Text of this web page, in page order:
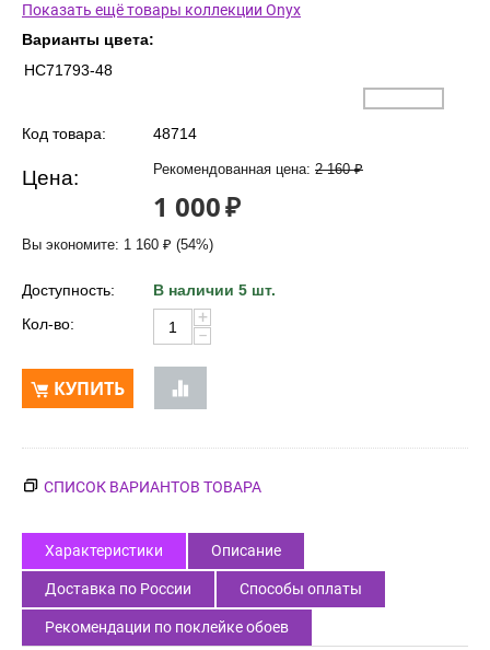
Показать ещё товары коллекции Onyx
Варианты цвета:
HC71793-48
Код товара: 48714
Рекомендованная цена: 2 160 ₽
Цена:
1 000₽
Вы экономите: 1 160 ₽ (54%)
Доступность:
В наличии 5 шт.
Кол-во:
+
−
КУПИТЬ
СПИСОК ВАРИАНТОВ ТОВАРА
Характеристики Описание
Доставка по России Способы оплаты
Рекомендации по поклейке обоев